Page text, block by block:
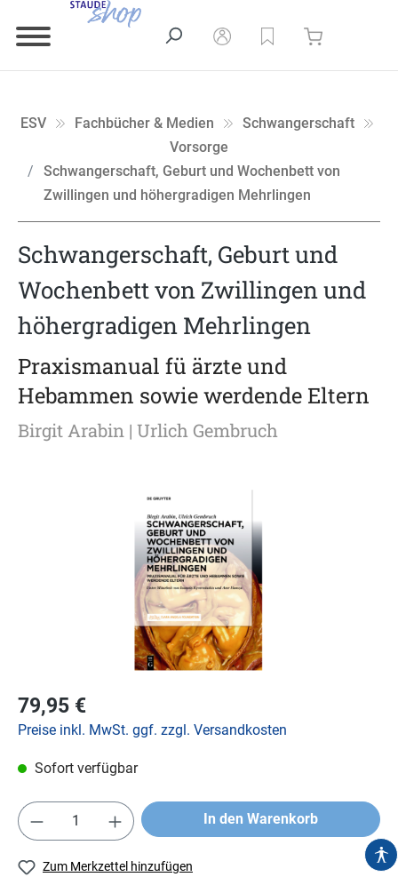
ESV Fachbücher & Medien
Schwangerschaft
Vorsorge
Schwangerschaft, Geburt und Wochenbett von
Zwillingen und höhergradigen Mehrlingen
Schwangerschaft, Geburt und
Wochenbett von Zwillingen und
höhergradigen Mehrlingen
Praxismanual fü ärzte und
Hebammen sowie werdende Eltern
Birgit Arabin | Urlich Gembruch
79,95 €
Preise inkl. MwSt. ggf. zzgl. Versandkosten
Sofort verfügbar
In den Warenkorb
Zum Merkzettel hinzufügen